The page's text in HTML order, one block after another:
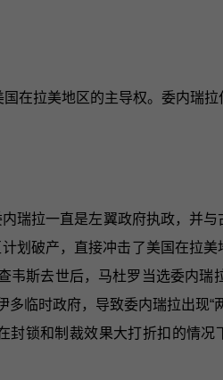
在拉美地区的主导权。委内瑞
瑞拉一直是左翼政府执政，并与
划破产，直接冲击了美国在拉美
韦斯去世后，马杜罗当选委内瑞
临时政府，导致委内瑞拉出现“
锁和制裁效果大打折扣的情况